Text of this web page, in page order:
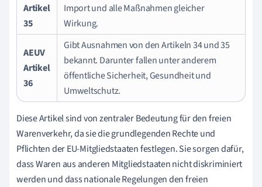
Artikel
35
Import und alle Maßnahmen gleicher
Wirkung.
AEUV
Artikel
36
Gibt Ausnahmen von den Artikeln 34 und 35
bekannt. Darunter fallen unter anderem
öffentliche Sicherheit, Gesundheit und
Umweltschutz.
Diese Artikel sind von zentraler Bedeutung für den freien
Warenverkehr, da sie die grundlegenden Rechte und
Pflichten der EU-Mitgliedstaaten festlegen. Sie sorgen dafür,
dass Waren aus anderen Mitgliedstaaten nicht diskriminiert
werden und dass nationale Regelungen den freien